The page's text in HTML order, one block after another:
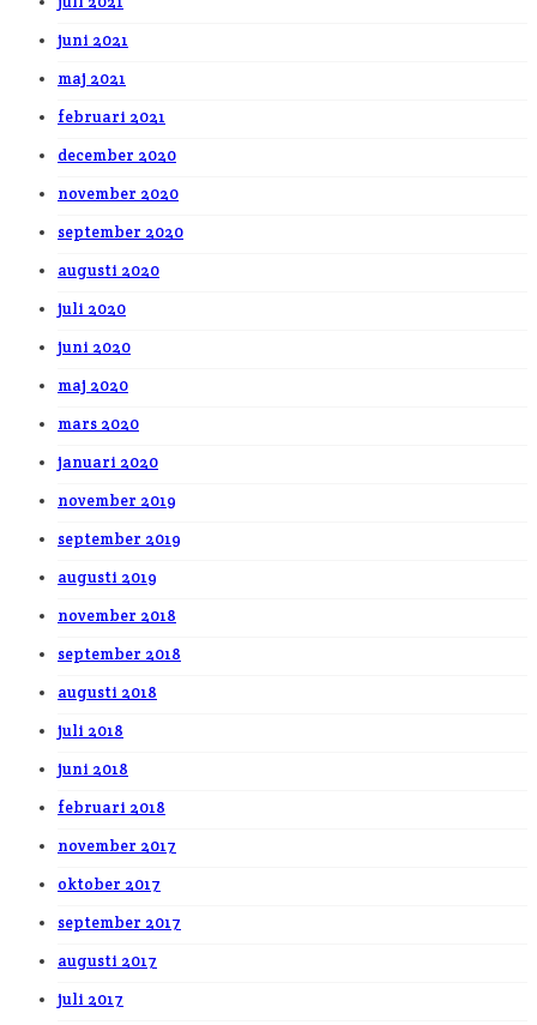
juni 2021
maj 2021
februari 2021
december 2020
november 2020
september 2020
augusti 2020
juli 2020
juni 2020
maj 2020
mars 2020
januari 2020
november 2019
september 2019
augusti 2019
november 2018
september 2018
augusti 2018
juli 2018
juni 2018
februari 2018
november 2017
oktober 2017
september 2017
augusti 2017
juli 2017